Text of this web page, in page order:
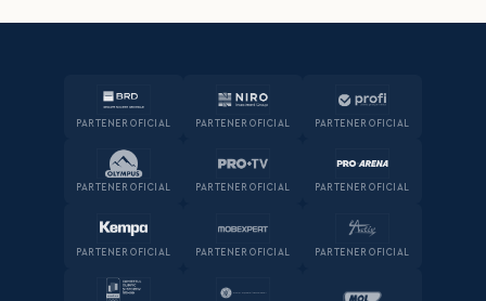
PARTENER OFICIAL PARTENER OFICIAL PARTENER OFICIAL
PARTENER OFICIAL PARTENER OFICIAL PARTENER OFICIAL
PARTENER OFICIAL PARTENER OFICIAL PARTENER OFICIAL